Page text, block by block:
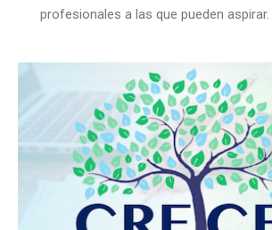
profesionales a las que pueden aspirar.